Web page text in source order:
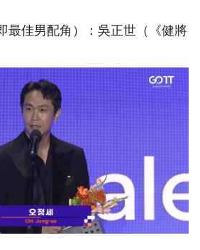
最佳男配角）：吳正世（《健將